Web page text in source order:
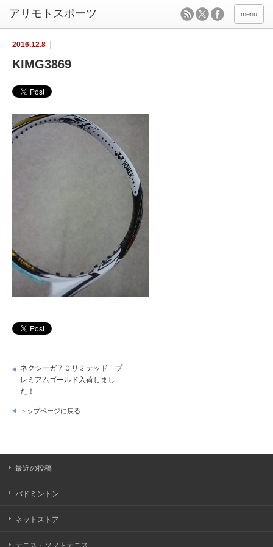
menu
2016.12.8
KIMG3869
ネクシーガ７０リミテッド プ
レミアムゴールド入荷しまし
た！
トップページに戻る
最近の投稿
バドミントン
ネットストア
テニス・ソフトテニス